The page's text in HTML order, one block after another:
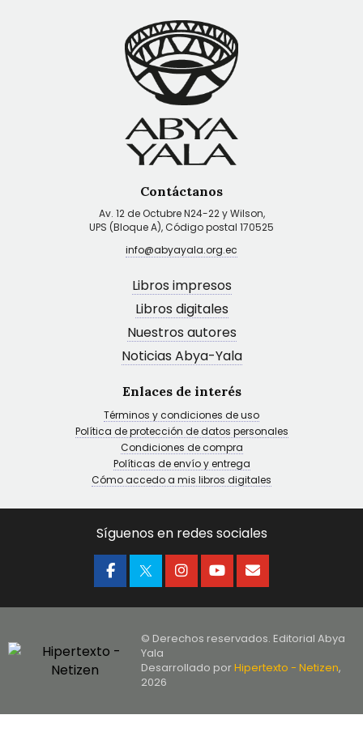
Contáctanos
Av. 12 de Octubre N24-22 y Wilson,
UPS (Bloque A), Código postal 170525
info@abyayala.org.ec
Libros impresos
Libros digitales
Nuestros autores
Noticias Abya-Yala
Enlaces de interés
Términos y condiciones de uso
Política de protección de datos personales
Condiciones de compra
Políticas de envío y entrega
Cómo accedo a mis libros digitales
Síguenos en redes sociales
© Derechos reservados. Editorial Abya
Yala
Desarrollado porHipertexto - Netizen,
2026